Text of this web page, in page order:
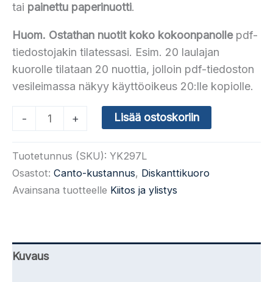
tai painettu paperinuotti.
Huom. Ostathan nuotit koko kokoonpanollepdf-
tiedostojakin tilatessasi. Esim. 20 laulajan
kuorolle tilataan 20 nuottia, jolloin pdf-tiedoston
vesileimassa näkyy käyttöoikeus 20:lle kopiolle.
- + Lisää ostoskoriin
Tuotetunnus (SKU): YK297L
Osastot: Canto-kustannus, Diskanttikuoro
Avainsana tuotteelle Kiitos ja ylistys
Kuvaus